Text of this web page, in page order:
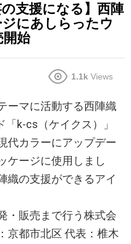
の支援になる】西陣
にあしらったウ
開始
1.1k Views
ーマに活動する西陣織
k-cs（ケイクス）」
代カラーにアップデー
ケージに使用しまし
織の支援ができるアイ
・販売まで行う株式会
京都市北区 代表：椎木